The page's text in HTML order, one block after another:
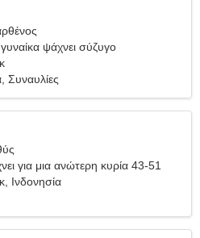
ψάχνει σύζυγο
Συναυλίες
για μια ανώτερη κυρία 43-51
Ινδονησία